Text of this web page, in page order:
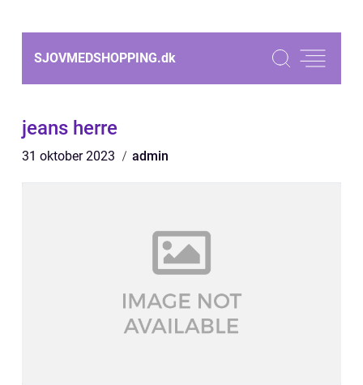
SJOVMEDSHOPPING.dk
jeans herre
31 oktober 2023 admin